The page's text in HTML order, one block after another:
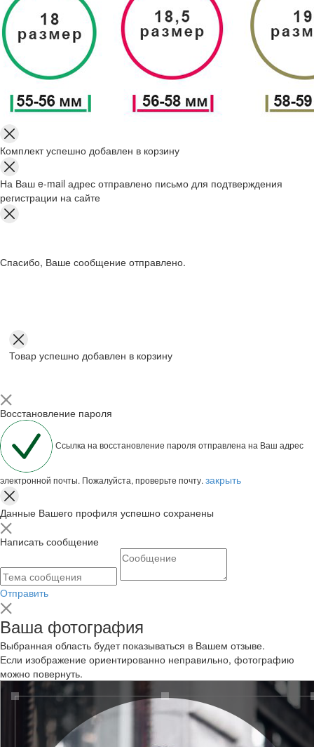
Комплект успешно добавлен в корзину
На Ваш e-mail адрес отправлено письмо для подтверждения
регистрации на сайте
Спасибо, Ваше сообщение отправлено.
Товар успешно добавлен в корзину
Восстановление пароля
Ссылка на восстановление пароля отправлена на Ваш адрес
электронной почты. Пожалуйста, проверьте почту. закрыть
Данные Вашего профиля успешно сохранены
Написать сообщение
Отправить
Ваша фотография
Выбранная область будет показываться в Вашем отзыве.
Если изображение ориентированно неправильно, фотографию
можно повернуть.